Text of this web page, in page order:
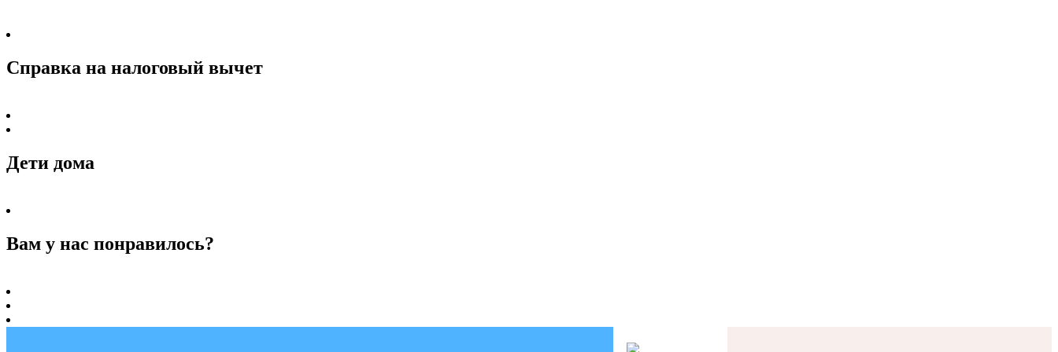
Справка на налоговый вычет
Дети дома
Вам у нас понравилось?